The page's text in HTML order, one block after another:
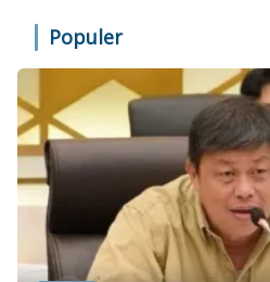
Populer